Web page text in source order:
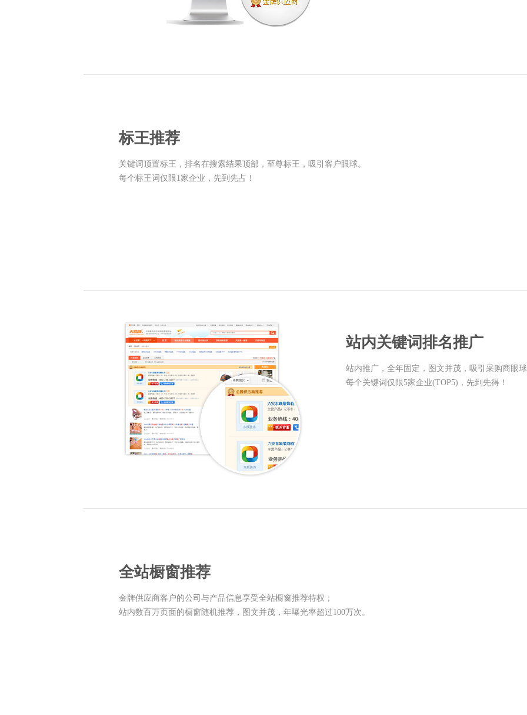
标王推荐
关键词顶置标王，排名在搜索结果顶部，至尊标王，吸引客户眼球。
每个标王词仅限1家企业，先到先占！
站内关键词排名推广
站内推广，全年固定，图文并茂，吸引采购商眼
每个关键词仅限5家企业(TOP5)，先到先得！
全站橱窗推荐
金牌供应商客户的公司与产品信息享受全站橱窗推荐特权；
站内数百万页面的橱窗随机推荐，图文并茂，年曝光率超过100万次。